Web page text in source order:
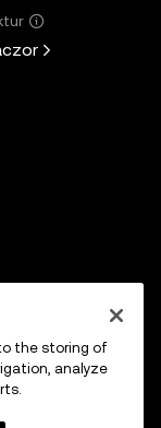
Curiosity
the storing of
analyze